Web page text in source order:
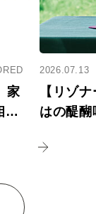
家
続
2026.07.13
【リゾ
はの醍